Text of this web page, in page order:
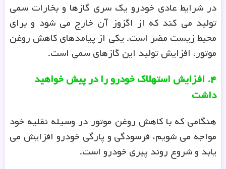
در شرایط عادی خودرو یک سری گازها و بخارات سمی
تولید می کند که از اگزوز آن خارج می شود و برای
محیط زیست مضر است. یکی از پیامدهای کاهش روغن
موتور، افزایش تولید این گازهای سمی است.
۴. افزایش استهلاک خودرو را در پیش خواهید
داشت
هنگامی که با کاهش روغن موتور در وسیله نقلیه خود
مواجه می شویم، فرسودگی و پارگی خودرو افزایش می
یابد و شروع روند پیری خودرو است.